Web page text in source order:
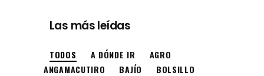
Las más leídas
TODOS A DÓNDE IR
AGRO
ANGAMACUTIRO
BAJÍO
BOLSILLO